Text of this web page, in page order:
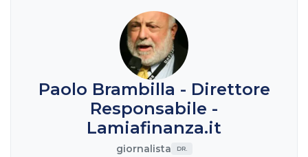
Paolo Brambilla - Direttore
Responsabile -
Lamiafinanza.it
giornalista DR.